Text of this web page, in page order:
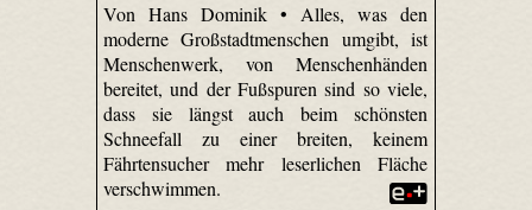
Von Hans Dominik • Alles, was den
moderne Großstadtmenschen umgibt, ist
Menschenwerk, von Menschenhänden
bereitet, und der Fußspuren sind so viele,
dass sie längst auch beim schönsten
Schneefall zu einer breiten, keinem
Fährtensucher mehr leserlichen Fläche
verschwimmen.